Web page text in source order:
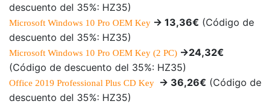
descuento del 35%: HZ35)
Microsoft Windows 10 Pro OEM Key -> 13,36€ (Código de
descuento del 35%: HZ35)
Microsoft Windows 10 Pro OEM Key (2 PC) ->24,32€
(Código de descuento del 35%: HZ35)
Office 2019 Professional Plus CD Key -> 36,26€ (Código de
descuento del 35%: HZ35)